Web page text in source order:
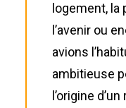
logement,
l’avenir ou
avions
ambitieuse
l’origine